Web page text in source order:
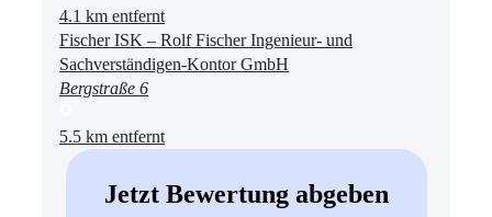
4.1 km entfernt
Fischer ISK – Rolf Fischer Ingenieur- und
Sachverständigen-Kontor GmbH
Bergstraße 6
5.5 km entfernt
Jetzt Bewertung abgeben